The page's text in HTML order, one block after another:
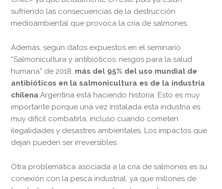
sufriendo las consecuencias de la destrucción
medioambiental que provoca la cría de salmones.
Además, según datos expuestos en el seminario
“Salmonicultura y antibióticos: riesgos para la salud
humana” de 2018, más del 95% del uso mundial de
antibióticos en la salmonicultura es de la industria
chilena .Argentina está haciendo historia. Esto es muy
importante porque una vez instalada esta industria es
muy difícil combatirla, incluso cuando cometen
ilegalidades y desastres ambientales. Los impactos que
dejan pueden ser irreversibles.
Otra problemática asociada a la cría de salmones es su
conexión con la pesca industrial, ya que millones de